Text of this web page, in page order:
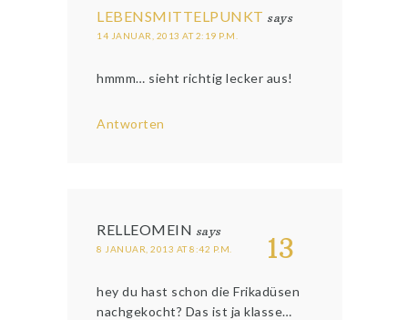
LEBENSMITTELPUNKT says
14 JANUAR, 2013 AT 2:19 P.M.
hmmm… sieht richtig lecker aus!
Antworten
13
RELLEOMEIN says
8 JANUAR, 2013 AT 8:42 P.M.
hey du hast schon die Frikadüsen
nachgekocht? Das ist ja klasse…